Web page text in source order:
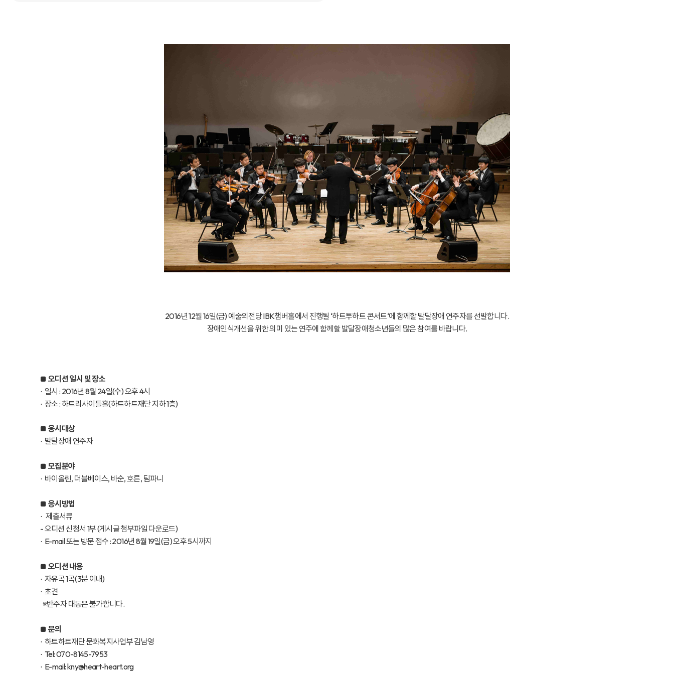
2016년 12월 16일(금) 예술의전당 IBK챔버홀에서 진행될 ‘하트투하트 콘서트‘에 함께할 발달장애 연주자를 선발합니다.
장애인식개선을 위한 의미 있는 연주에 함께할 발달장애청소년들의 많은 참여를 바랍니다.
■ 오디션 일시 및 장소
· 일시 : 2016년 8월 24일(수) 오후 4시
· 장소 : 하트리사이틀홀(하트하트재단 지하 1층)
■ 응시대상
· 발달장애 연주자
■ 모집분야
· 바이올린, 더블베이스, 바순, 호른, 팀파니
■ 응시방법
· 제출서류
- 오디션 신청서 1부 (게시글 첨부파일 다운로드)
· E-mail 또는 방문 접수 : 2016년 8월 19일(금) 오후 5시까지
■ 오디션 내용
· 자유곡 1곡(3분 이내)
· 초견
※반주자 대동은 불가합니다.
■ 문의
· 하트하트재단 문화복지사업부 김남영
· Tel: 070-8145-7953
· E-mail:kny@heart-heart.org